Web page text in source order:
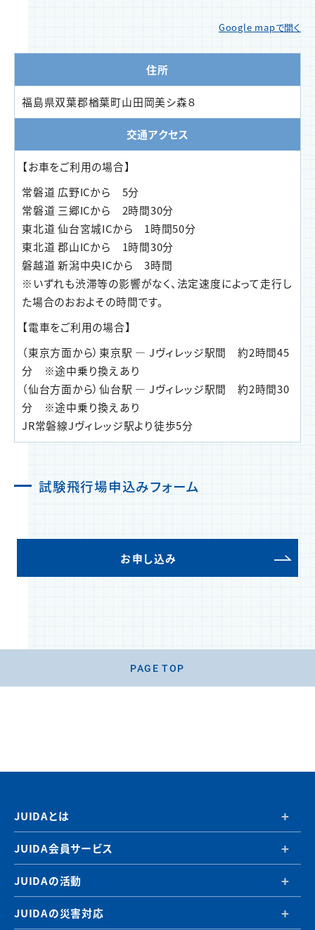
Google mapで開く
住所
福島県双葉郡楢葉町山田岡美シ森８
交通アクセス
【お車をご利用の場合】
常磐道 広野ICから 5分
常磐道 三郷ICから 2時間30分
東北道 仙台宮城ICから 1時間50分
東北道 郡山ICから 1時間30分
磐越道 新潟中央ICから 3時間
※いずれも渋滞等の影響がなく、法定速度によって走行し
た場合のおおよその時間です。
【電車をご利用の場合】
（東京方面から）東京駅 ― Jヴィレッジ駅間 約2時間45
分 ※途中乗り換えあり
（仙台方面から）仙台駅 ― Jヴィレッジ駅間 約2時間30
分 ※途中乗り換えあり
JR常磐線Jヴィレッジ駅より徒歩5分
試験飛行場申込みフォーム
お申し込み
PAGE TOP
JUIDAとは
JUIDA会員サービス
JUIDAの活動
JUIDAの災害対応